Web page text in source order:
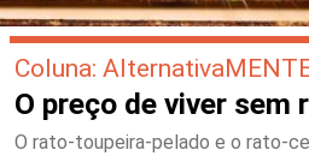
Coluna:
O preço de viver sem
O rato-toupeira-pelado e o rato-